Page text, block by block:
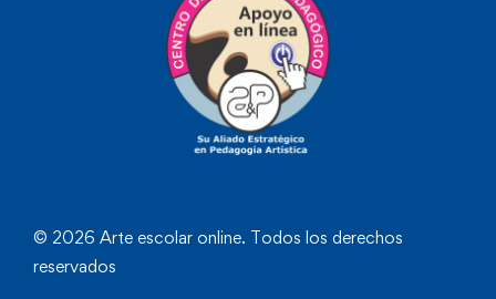
© 2026 Arte escolar online. Todos los derechos
reservados